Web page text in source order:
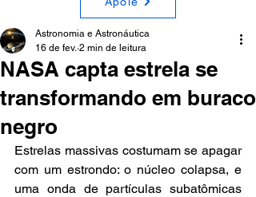
NASA capta estrela se
transformando em buraco
negro
Astronomia e Astronáutica
16 de fev. 2 min de leitura
Estrelas massivas costumam se apagar
com um estrondo: o núcleo colapsa, e
uma onda de partículas subatômicas